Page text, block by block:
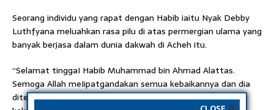
Seorang individu yang rapat dengan Habib iaitu Nyak Debby
Luthfyana meluahkan rasa pilu di atas permergian ulama yang
banyak berjasa dalam dunia dakwah di Acheh itu.
“Selamat tinggaI Habib Muhammad bin Ahmad Alattas.
Semoga Allah meIipatgandakan semua kebaikannya dan dia
ditempatkan di tempat yang tinggi di syurga bersama